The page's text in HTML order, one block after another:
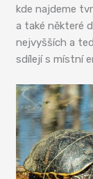
kde najdeme
a také některé
nejvyšších a
sdílejí s místní